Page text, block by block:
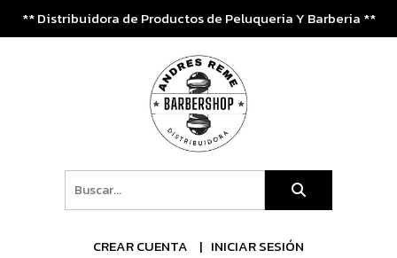
** Distribuidora de Productos de Peluqueria Y Barberia **
CREAR CUENTA INICIAR SESIÓN